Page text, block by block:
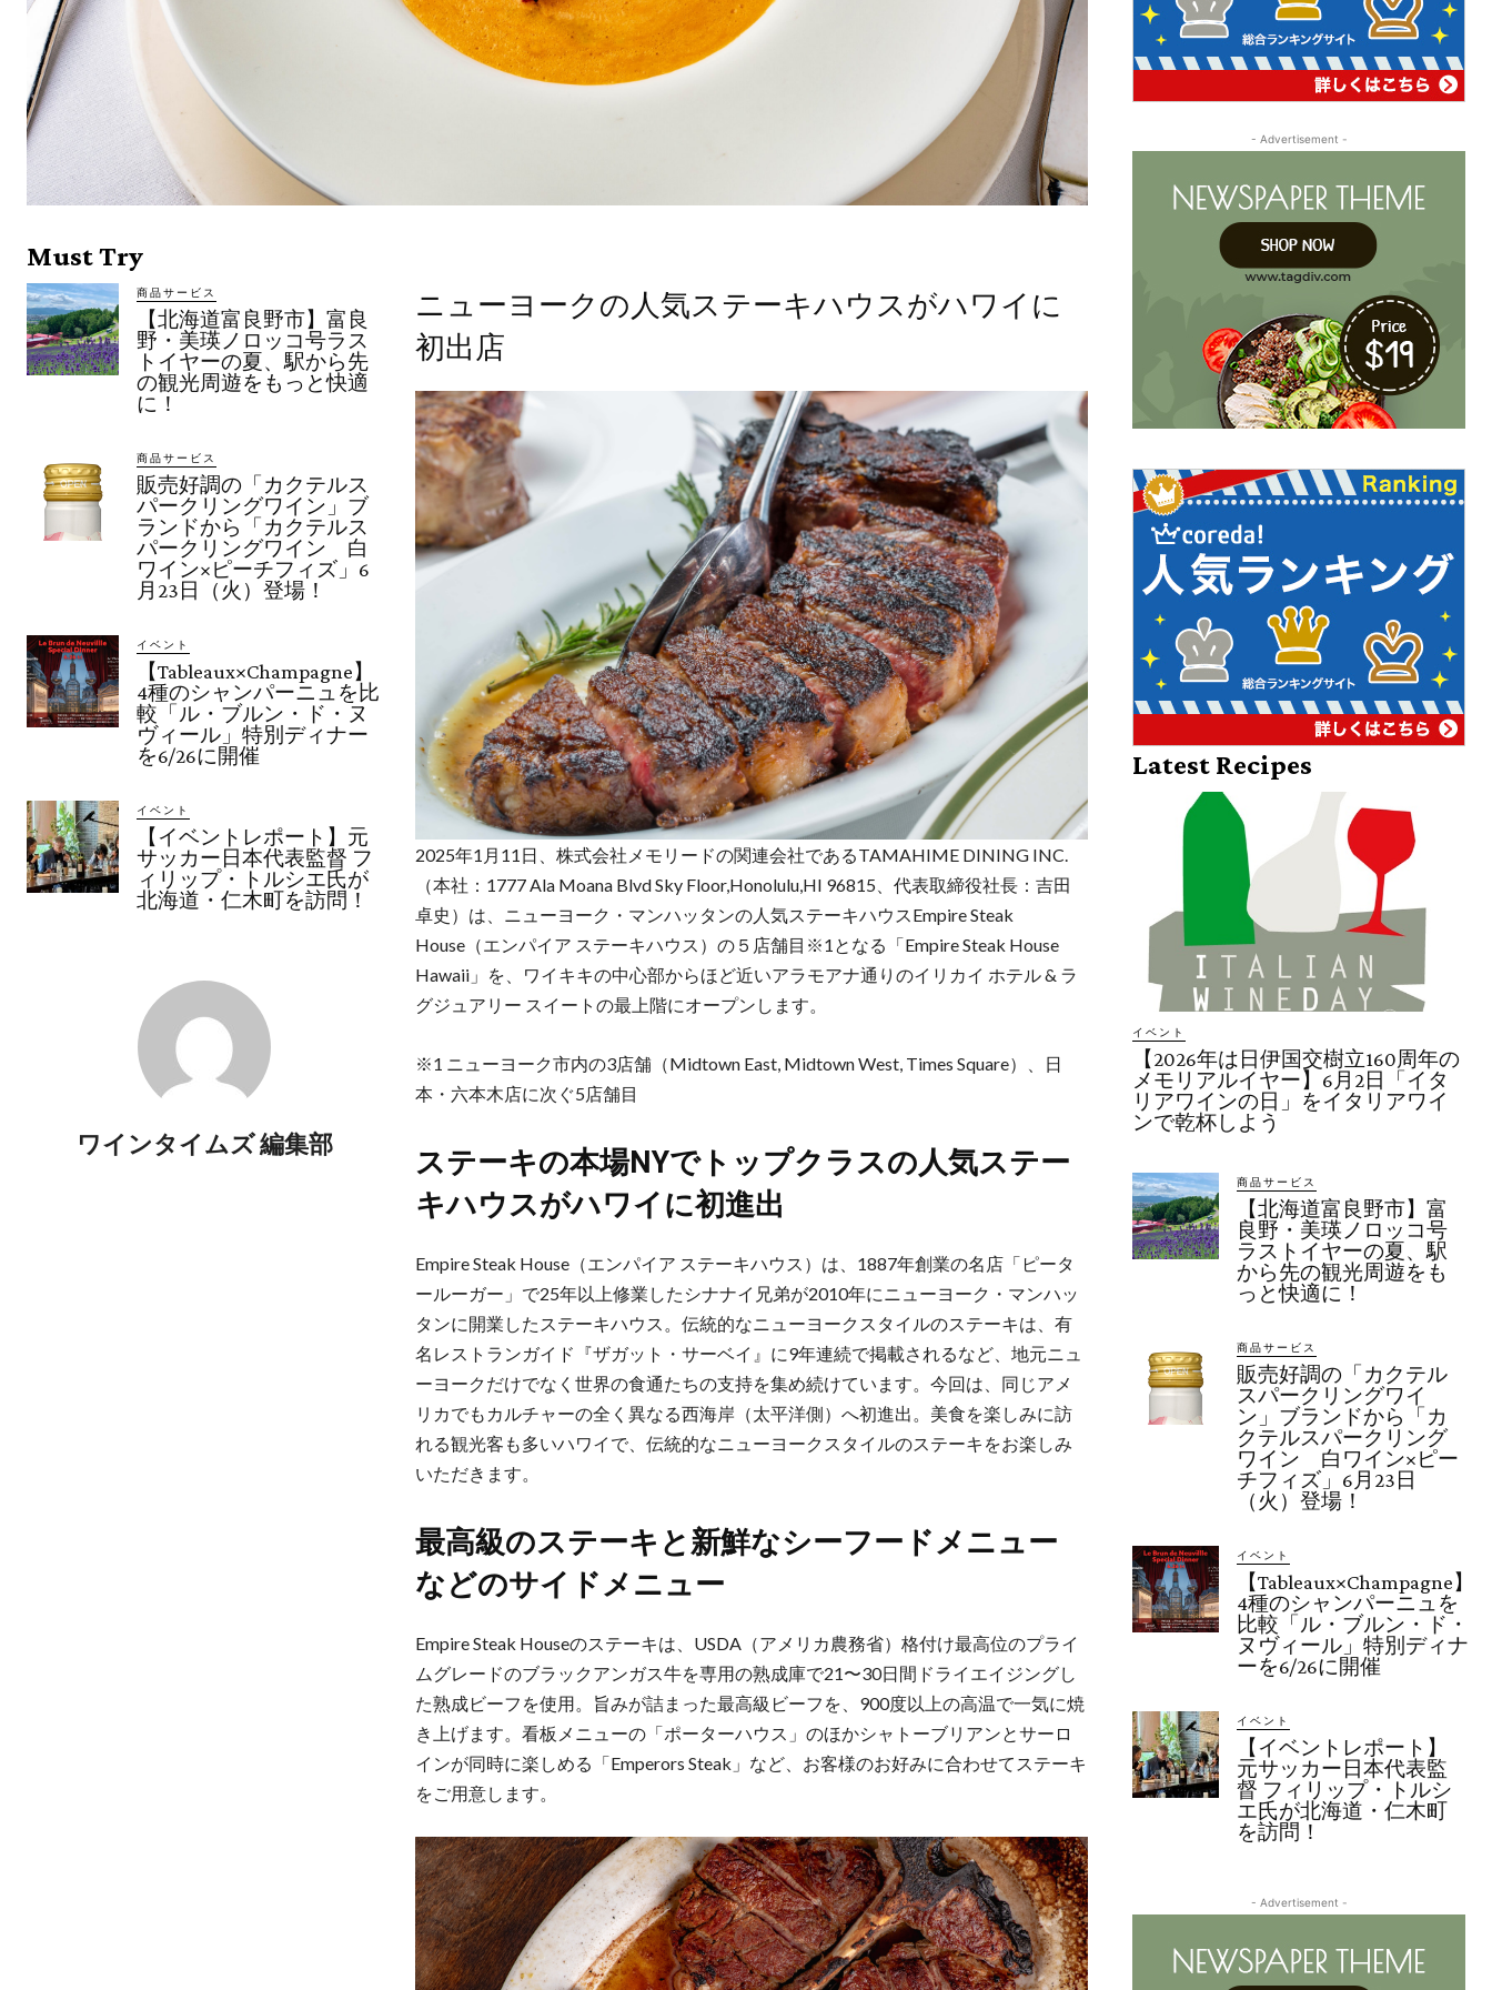
Must Try
商品サービス
【北海道富良野市】富良
野・美瑛ノロッコ号ラス
トイヤーの夏、駅から先
の観光周遊をもっと快適
に！
商品サービス
販売好調の「カクテルス
パークリングワイン」ブ
ランドから「カクテルス
パークリングワイン 白
ワイン×ピーチフィズ」6
月23日（火）登場！
イベント
【Tableaux×Champagne】
4種のシャンパーニュを比
較「ル・ブルン・ド・ヌ
ヴィール」特別ディナー
を6/26に開催
イベント
【イベントレポート】元
サッカー日本代表監督 フ
ィリップ・トルシエ氏が
北海道・仁木町を訪問！
ワインタイムズ 編集部
ニューヨークの人気ステーキハウスがハワイに
初出店
2025年1月11日、株式会社メモリードの関連会社であるTAMAHIME DINING INC.
（本社：1777 Ala Moana Blvd Sky Floor,Honolulu,HI 96815、代表取締役社長：吉田
卓史）は、ニューヨーク・マンハッタンの人気ステーキハウスEmpire Steak
House（エンパイア ステーキハウス）の５店舗目※1となる「Empire Steak House
Hawaii」を、ワイキキの中心部からほど近いアラモアナ通りのイリカイ ホテル & ラ
グジュアリー スイートの最上階にオープンします。
※1 ニューヨーク市内の3店舗（Midtown East, Midtown West, Times Square）、日
本・六本木店に次ぐ5店舗目
ステーキの本場NYでトップクラスの人気ステー
キハウスがハワイに初進出
Empire Steak House（エンパイア ステーキハウス）は、1887年創業の名店「ピータ
ールーガー」で25年以上修業したシナナイ兄弟が2010年にニューヨーク・マンハッ
タンに開業したステーキハウス。伝統的なニューヨークスタイルのステーキは、有
名レストランガイド『ザガット・サーベイ』に9年連続で掲載されるなど、地元ニュ
ーヨークだけでなく世界の食通たちの支持を集め続けています。今回は、同じアメ
リカでもカルチャーの全く異なる西海岸（太平洋側）へ初進出。美食を楽しみに訪
れる観光客も多いハワイで、伝統的なニューヨークスタイルのステーキをお楽しみ
いただきます。
最高級のステーキと新鮮なシーフードメニュー
などのサイドメニュー
Empire Steak Houseのステーキは、USDA（アメリカ農務省）格付け最高位のプライ
ムグレードのブラックアンガス牛を専用の熟成庫で21〜30日間ドライエイジングし
た熟成ビーフを使用。旨みが詰まった最高級ビーフを、900度以上の高温で一気に焼
き上げます。看板メニューの「ポーターハウス」のほかシャトーブリアンとサーロ
インが同時に楽しめる「Emperors Steak」など、お客様のお好みに合わせてステーキ
をご用意します。
- Advertisement -
Latest Recipes
イベント
【2026年は日伊国交樹立160周年の
メモリアルイヤー】6月2日「イタ
リアワインの日」をイタリアワイ
ンで乾杯しよう
商品サービス
【北海道富良野市】富
良野・美瑛ノロッコ号
ラストイヤーの夏、駅
から先の観光周遊をも
っと快適に！
商品サービス
販売好調の「カクテル
スパークリングワイ
ン」ブランドから「カ
クテルスパークリング
ワイン 白ワイン×ピー
チフィズ」6月23日
（火）登場！
イベント
【Tableaux×Champagne】
4種のシャンパーニュを
比較「ル・ブルン・ド・
ヌヴィール」特別ディナ
ーを6/26に開催
イベント
【イベントレポート】
元サッカー日本代表監
督 フィリップ・トルシ
エ氏が北海道・仁木町
を訪問！
- Advertisement -